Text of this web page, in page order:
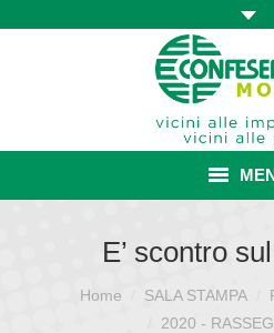
E’ scontro
Sei qui:Home SALA STAMPA
2020 -